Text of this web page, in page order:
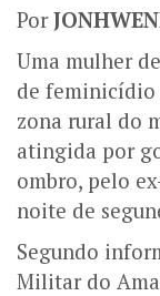
Por
Uma mulher
de feminicídio
zona rural do
atingida por
ombro, pelo
noite de
Segundo
Militar do